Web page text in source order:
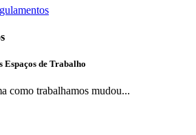
de Trabalho
como trabalhamos mudou...